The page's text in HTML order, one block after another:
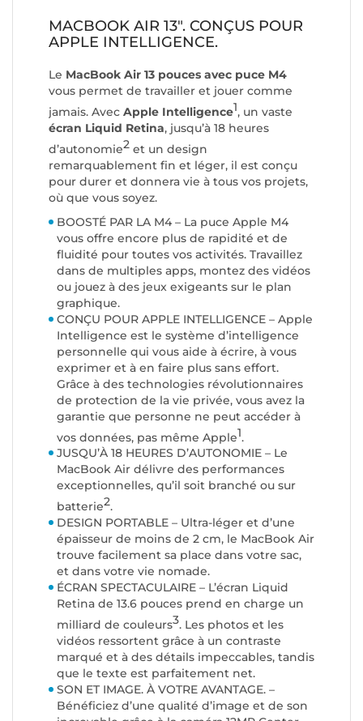
MACBOOK AIR 13". CONÇUS POUR
APPLE INTELLIGENCE.
Le MacBook Air 13 pouces avec puce M4
vous permet de travailler et jouer comme
jamais. Avec Apple Intelligence1, un vaste
écran Liquid Retina, jusqu’à 18 heures
d’autonomie2 et un design
remarquablement fin et léger, il est conçu
pour durer et donnera vie à tous vos projets,
où que vous soyez.
BOOSTÉ PAR LA M4 – La puce Apple M4
vous offre encore plus de rapidité et de
fluidité pour toutes vos activités. Travaillez
dans de multiples apps, montez des vidéos
ou jouez à des jeux exigeants sur le plan
graphique.
CONÇU POUR APPLE INTELLIGENCE – Apple
Intelligence est le système d’intelligence
personnelle qui vous aide à écrire, à vous
exprimer et à en faire plus sans effort.
Grâce à des technologies révolutionnaires
de protection de la vie privée, vous avez la
garantie que personne ne peut accéder à
vos données, pas même Apple1.
JUSQU’À 18 HEURES D’AUTONOMIE – Le
MacBook Air délivre des performances
exceptionnelles, qu’il soit branché ou sur
batterie2.
DESIGN PORTABLE – Ultra-léger et d’une
épaisseur de moins de 2 cm, le MacBook Air
trouve facilement sa place dans votre sac,
et dans votre vie nomade.
ÉCRAN SPECTACULAIRE – L’écran Liquid
Retina de 13.6 pouces prend en charge un
milliard de couleurs3. Les photos et les
vidéos ressortent grâce à un contraste
marqué et à des détails impeccables, tandis
que le texte est parfaitement net.
SON ET IMAGE. À VOTRE AVANTAGE. –
Bénéficiez d’une qualité d’image et de son